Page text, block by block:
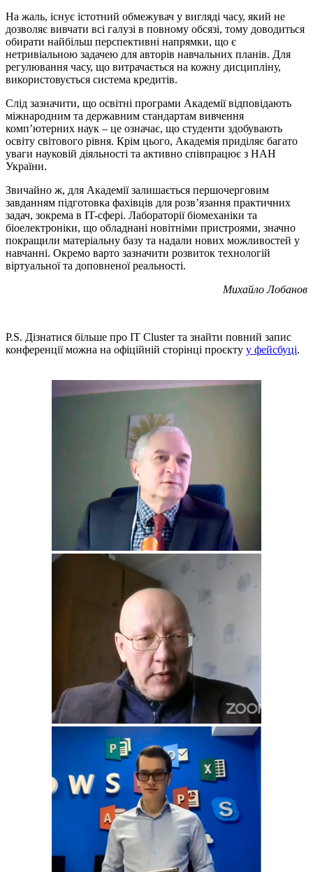
На жаль, існує істотний обмежувач у вигляді часу, який не
дозволяє вивчати всі галузі в повному обсязі, тому доводиться
обирати найбільш перспективні напрямки, що є
нетривіальною задачею для авторів навчальних планів. Для
регулювання часу, що витрачається на кожну дисципліну,
використовується система кредитів.
Слід зазначити, що освітні програми Академії відповідають
міжнародним та державним стандартам вивчення
комп’ютерних наук – це означає, що студенти здобувають
освіту світового рівня. Крім цього, Академія приділяє багато
уваги науковій діяльності та активно співпрацює з НАН
України.
Звичайно ж, для Академії залишається першочерговим
завданням підготовка фахівців для розв’язання практичних
задач, зокрема в IT-сфері. Лабораторії біомеханіки та
біоелектроніки, що обладнані новітніми пристроями, значно
покращили матеріальну базу та надали нових можливостей у
навчанні. Окремо варто зазначити розвиток технологій
віртуальної та доповненої реальності.
Михайло Лобанов
P.S. Дізнатися більше про IT Cluster та знайти повний запис
конференції можна на офіційній сторінці проєкту у фейсбуці.